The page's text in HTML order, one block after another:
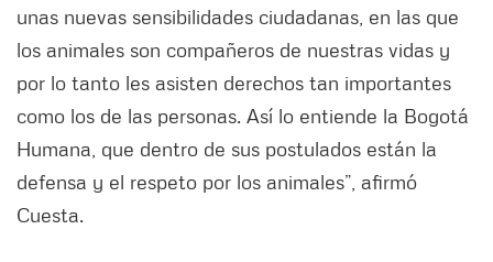
unas nuevas sensibilidades ciudadanas, en las que
los animales son compañeros de nuestras vidas y
por lo tanto les asisten derechos tan importantes
como los de las personas. Así lo entiende la Bogotá
Humana, que dentro de sus postulados están la
defensa y el respeto por los animales”, afirmó
Cuesta.